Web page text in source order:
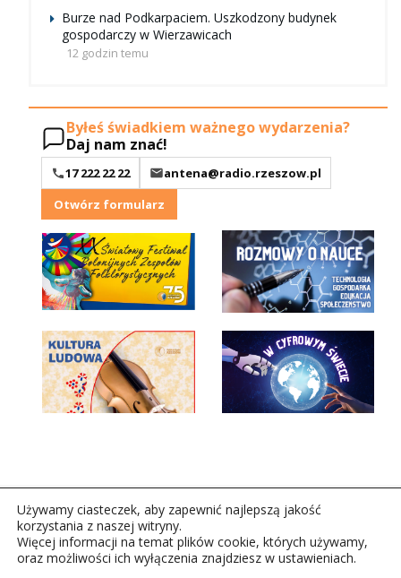
Burze nad Podkarpaciem. Uszkodzony budynek
gospodarczy w Wierzawicach
12 godzin temu
Byłeś świadkiem ważnego wydarzenia?
Daj nam znać!
17 222 22 22
antena@radio.rzeszow.pl
Otwórz formularz
Copyright © 2026Polskie Radio Rzeszów S.A. w likwidacj.
Używamy ciasteczek, aby zapewnić najlepszą jakość
korzystania z naszej witryny.
Więcej informacji na temat plików cookie, których używamy,
oraz możliwości ich wyłączenia znajdziesz w ustawieniach.